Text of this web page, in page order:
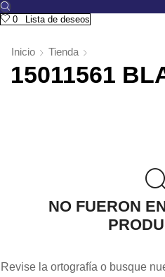
0 Lista de deseos
Inicio Tienda
15011561
NO FUERON
Revise la ortografía o busque